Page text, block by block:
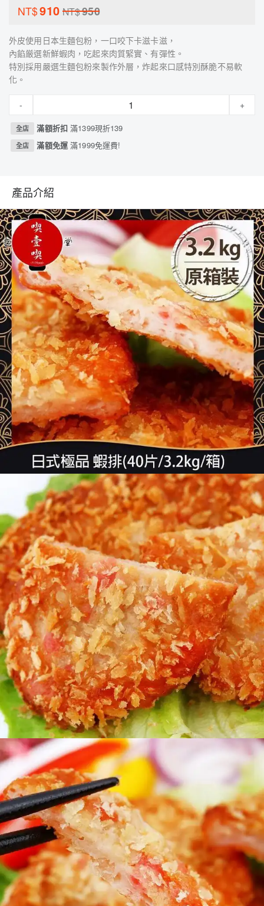
NT$910 NT$950
外皮使用日本生麵包粉，一口咬下卡滋卡滋，
內餡厳選新鮮蝦肉，吃起來肉質緊實、有彈性。
特別採用嚴選生麵包粉來製作外層，炸起來口感特別酥脆不易軟
化。
- +
全店 滿額折扣滿1399現折139
全店 滿額免運滿1999免運費!
產品介紹